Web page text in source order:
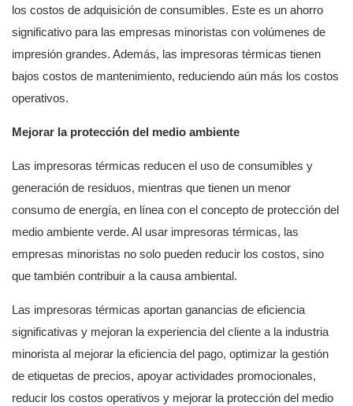
los costos de adquisición de consumibles. Este es un ahorro
significativo para las empresas minoristas con volúmenes de
impresión grandes. Además, las impresoras térmicas tienen
bajos costos de mantenimiento, reduciendo aún más los costos
operativos.
Mejorar la protección del medio ambiente
Las impresoras térmicas reducen el uso de consumibles y
generación de residuos, mientras que tienen un menor
consumo de energía, en línea con el concepto de protección del
medio ambiente verde. Al usar impresoras térmicas, las
empresas minoristas no solo pueden reducir los costos, sino
que también contribuir a la causa ambiental.
Las impresoras térmicas aportan ganancias de eficiencia
significativas y mejoran la experiencia del cliente a la industria
minorista al mejorar la eficiencia del pago, optimizar la gestión
de etiquetas de precios, apoyar actividades promocionales,
reducir los costos operativos y mejorar la protección del medio